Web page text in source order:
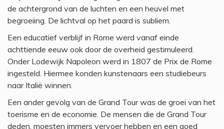
de achtergrond van de luchten en een heuvel met
begroeiing. De lichtval op het paard is subliem.
Een educatief verblijf in Rome werd vanaf einde
achttiende eeuw ook door de overheid gestimuleerd.
Onder Lodewijk Napoleon werd in 1807 de Prix de Rome
ingesteld. Hiermee konden kunstenaars een studiebeurs
naar Italië winnen.
Een ander gevolg van de Grand Tour was de groei van het
toerisme en de economie. De mensen die de Grand Tour
deden, moesten immers vervoer hebben en een goed